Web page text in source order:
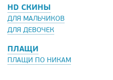
HD СКИНЫ
ДЛЯ МАЛЬЧИКОВ
ДЛЯ ДЕВОЧЕК
ПЛАЩИ
ПЛАЩИ ПО НИКАМ